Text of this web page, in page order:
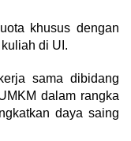
khusus dengan
di UI.
sama dibidang
dalam rangka
daya saing